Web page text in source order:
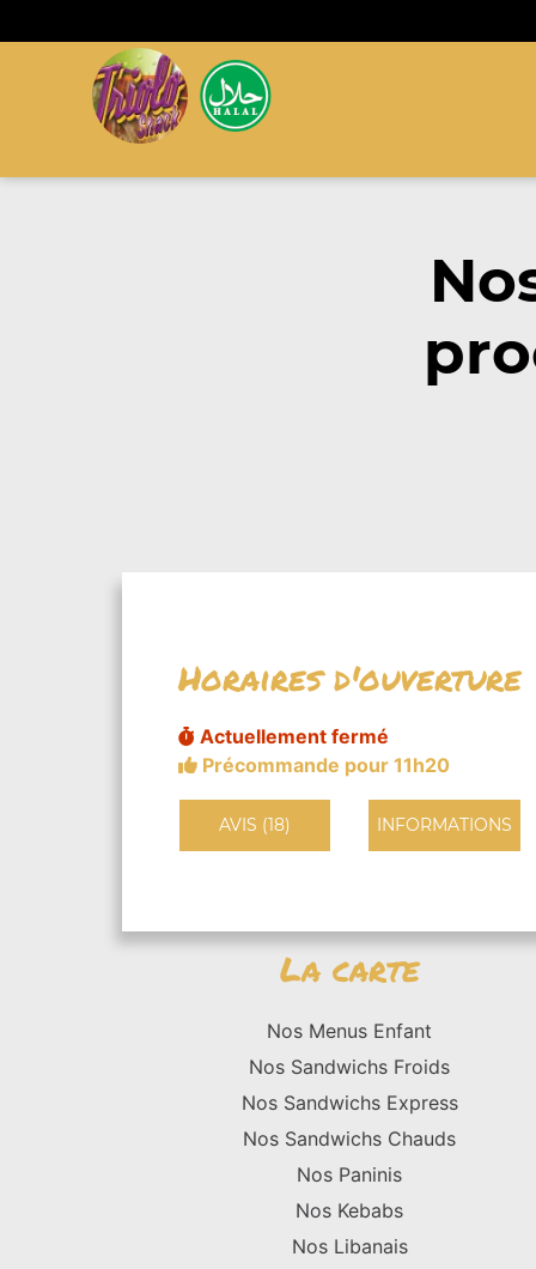
Horaires d'ouverture
Actuellement fermé
Précommande pour 11h20
AVIS (18) INFORMATIONS
La carte
Nos Menus Enfant
Nos Sandwichs Froids
Nos Sandwichs Express
Nos Sandwichs Chauds
Nos Paninis
Nos Kebabs
Nos Libanais